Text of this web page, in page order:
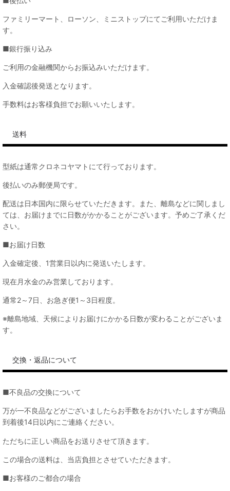
ファミリーマート、ローソン、ミニストップにてご利用いただけま
す。
■銀行振り込み
ご利用の金融機関からお振込みいただけます。
入金確認後発送となります。
手数料はお客様負担でお願いいたします。
送料
型紙は通常クロネコヤマトにて行っております。
後払いのみ郵便局です。
配送は日本国内に限らせていただきます。また、離島などに関しまし
ては、お届けまでに日数がかかることがございます。予めご了承くだ
さい。
■お届け日数
入金確定後、1営業日以内に発送いたします。
現在月水金のみ営業しております。
通常2～7日、お急ぎ便1～3日程度。
※離島地域、天候によりお届けにかかる日数が変わることがございま
す。
交換・返品について
■不良品の交換について
万が一不良品などがございましたらお手数をおかけいたしますが商品
到着後14日以内にご連絡ください。
ただちに正しい商品をお送りさせて頂きます。
この場合の送料は、当店負担とさせていただきます。
■お客様のご都合の場合